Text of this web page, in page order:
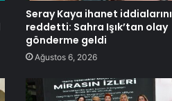
Seray Kaya ihanet iddialarını
reddetti: Sahra Işık’tan olay
gönderme geldi
Ağustos 6, 2026